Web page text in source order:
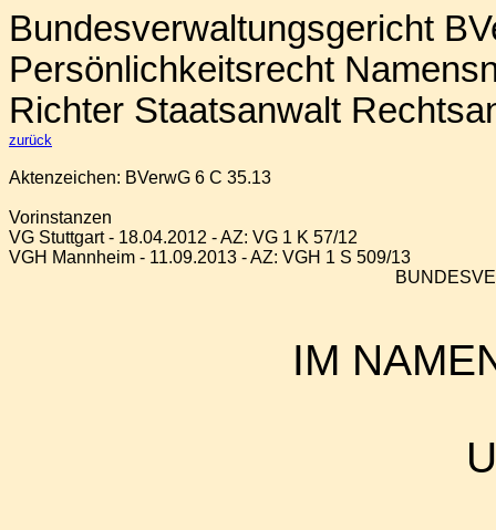
Bundesverwaltungsgericht
Persönlichkeitsrecht
Richter Staatsanwalt
zurück
Aktenzeichen: BVerwG 6 C 35.13
Vorinstanzen
VG Stuttgart - 18.04.2012 - AZ: VG 1 K 57/12
VGH Mannheim - 11.09.2013 - AZ: VGH 1 S 509/13
IM